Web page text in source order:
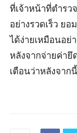
ที่เจ้าหน้าที่ตำร
อย่างรวดเร็ว ยอ
ได้ง่ายเหมือนอ
หลังจากจ่ายค่า
เตือนว่าหลังจา